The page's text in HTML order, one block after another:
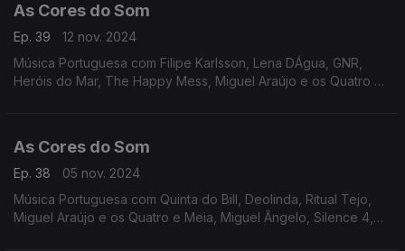
As Cores do Som
Ep. 39
12 nov. 2024
Música Portuguesa com Filipe Karlsson, Lena DÁgua, GNR,
Heróis do Mar, The Happy Mess, Miguel Araújo e os Quatro e
As Cores do Som
Ep. 38
05 nov. 2024
Música Portuguesa com Quinta do Bill, Deolinda, Ritual Tejo,
Miguel Araújo e os Quatro e Meia, Miguel Ângelo, Silence 4,